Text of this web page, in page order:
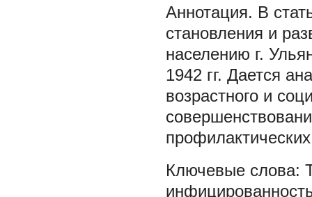
В
становления и
населению г.
1942 гг. Дается
возрастного и